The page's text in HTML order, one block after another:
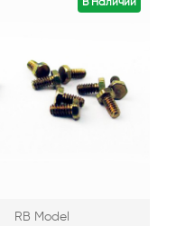
В Наличии
RB Model